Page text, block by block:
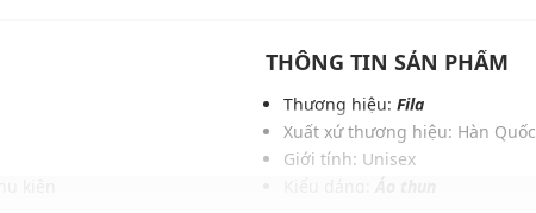
THÔNG TIN SẢN PHẨM
Thương hiệu: Fila
Xuất xứ thương hiệu: Hàn Quốc
Giới tính: Unisex